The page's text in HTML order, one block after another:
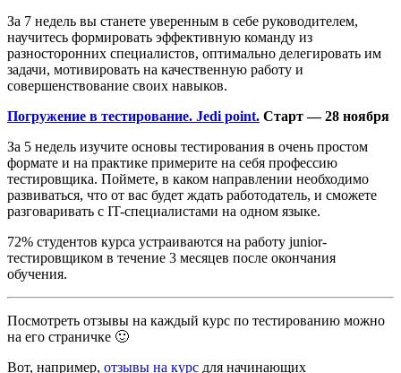
За 7 недель вы станете уверенным в себе руководителем,
научитесь формировать эффективную команду из
разносторонних специалистов, оптимально делегировать им
задачи, мотивировать на качественную работу и
совершенствование своих навыков.
Погружение в тестирование. Jedi point. Старт — 28 ноября
За 5 недель изучите основы тестирования в очень простом
формате и на практике примерите на себя профессию
тестировщика. Поймете, в каком направлении необходимо
развиваться, что от вас будет ждать работодатель, и сможете
разговаривать с IT-специалистами на одном языке.
72% студентов курса устраиваются на работу junior-
тестировщиком в течение 3 месяцев после окончания
обучения.
Посмотреть отзывы на каждый курс по тестированию можно
на его страничке 🙂
Вот, например, отзывы на курс для начинающих